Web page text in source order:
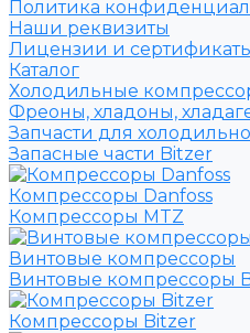
Политика
Наши реквизиты
Лицензии и
Каталог
Холодильные
Фреоны, хладоны,
Запчасти для
Запасные части Bitzer
Компрессоры Danfoss
Компрессоры MTZ
Винтовые компрессоры
Винтовые компрессоры
Компрессоры Bitzer